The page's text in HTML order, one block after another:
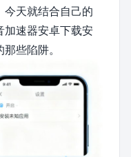
天就结合自己的
加速器安卓下载安
些陷阱。